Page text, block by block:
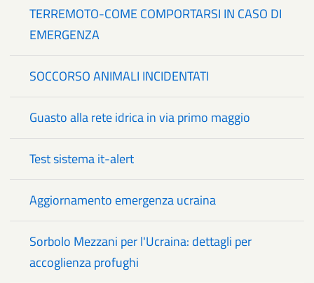
TERREMOTO-COME COMPORTARSI IN CASO DI
EMERGENZA
SOCCORSO ANIMALI INCIDENTATI
Guasto alla rete idrica in via primo maggio
Test sistema it-alert
Aggiornamento emergenza ucraina
Sorbolo Mezzani per l'Ucraina: dettagli per
accoglienza profughi